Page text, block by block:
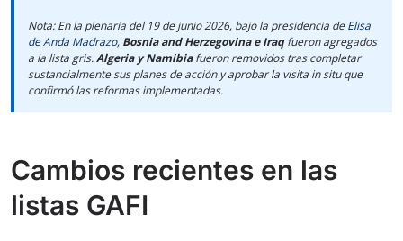
Nota: En la plenaria del 19 de junio 2026, bajo la presidencia deElisa
de Anda Madrazo, Bosnia and Herzegovina e Iraqfueron agregados
a la lista gris.Algeria y Namibiafueron removidos tras completar
sustancialmente sus planes de acción y aprobar la visita in situ que
confirmó las reformas implementadas.
Cambios recientes en las
listas GAFI